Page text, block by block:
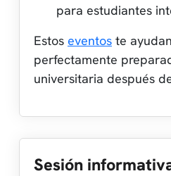
para estudiantes
Estos eventos te
perfectamente
universitaria después
Sesión